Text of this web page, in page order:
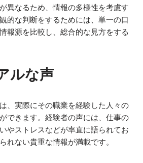
異なるため、情報の多様性を考慮す
的な判断をするためには、単一の口
報源を比較し、総合的な見方をする
ルな声
、実際にその職業を経験した人々の
できます。経験者の声には、仕事の
やストレスなどが率直に語られてお
れない貴重な情報が満載です。